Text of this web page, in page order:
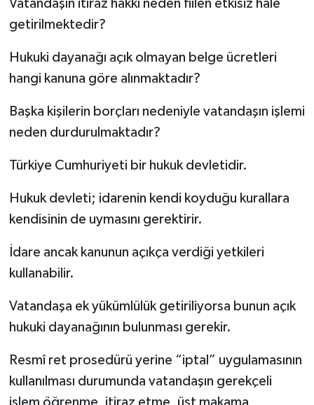
Vatandaşın itiraz hakkı neden fiilen etkisiz hale
getirilmektedir?
Hukuki dayanağı açık olmayan belge ücretleri
hangi kanuna göre alınmaktadır?
Başka kişilerin borçları nedeniyle vatandaşın işlemi
neden durdurulmaktadır?
Türkiye Cumhuriyeti bir hukuk devletidir.
Hukuk devleti; idarenin kendi koyduğu kurallara
kendisinin de uymasını gerektirir.
İdare ancak kanunun açıkça verdiği yetkileri
kullanabilir.
Vatandaşa ek yükümlülük getiriliyorsa bunun açık
hukuki dayanağının bulunması gerekir.
Resmî ret prosedürü yerine “iptal” uygulamasının
kullanılması durumunda vatandaşın gerekçeli